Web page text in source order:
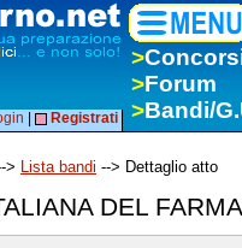
>
>Forum
>Bandi/
Registrati
> Lista bandi --> Dettaglio atto
DEL